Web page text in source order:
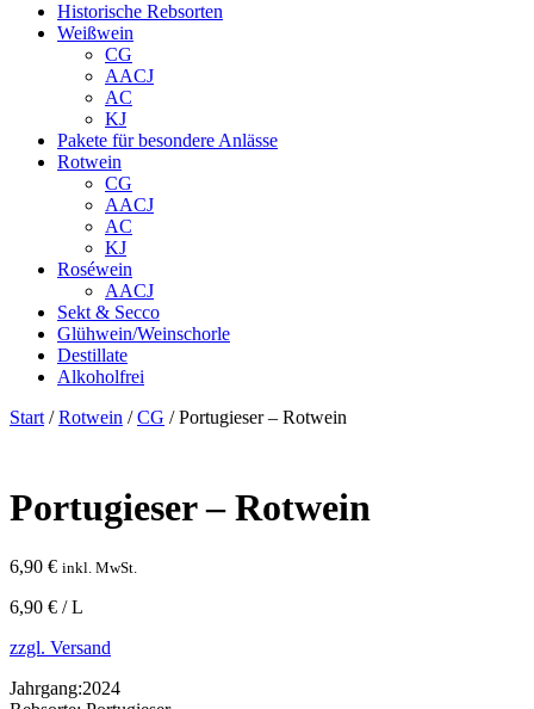
Historische Rebsorten
Weißwein
CG
AACJ
AC
KJ
Pakete für besondere Anlässe
Rotwein
CG
AACJ
AC
KJ
Roséwein
AACJ
Sekt & Secco
Glühwein/Weinschorle
Destillate
Alkoholfrei
Start /Rotwein /CG / Portugieser – Rotwein
Portugieser – Rotwein
6,90 € inkl. MwSt.
6,90 € / L
zzgl. Versand
Jahrgang:2024